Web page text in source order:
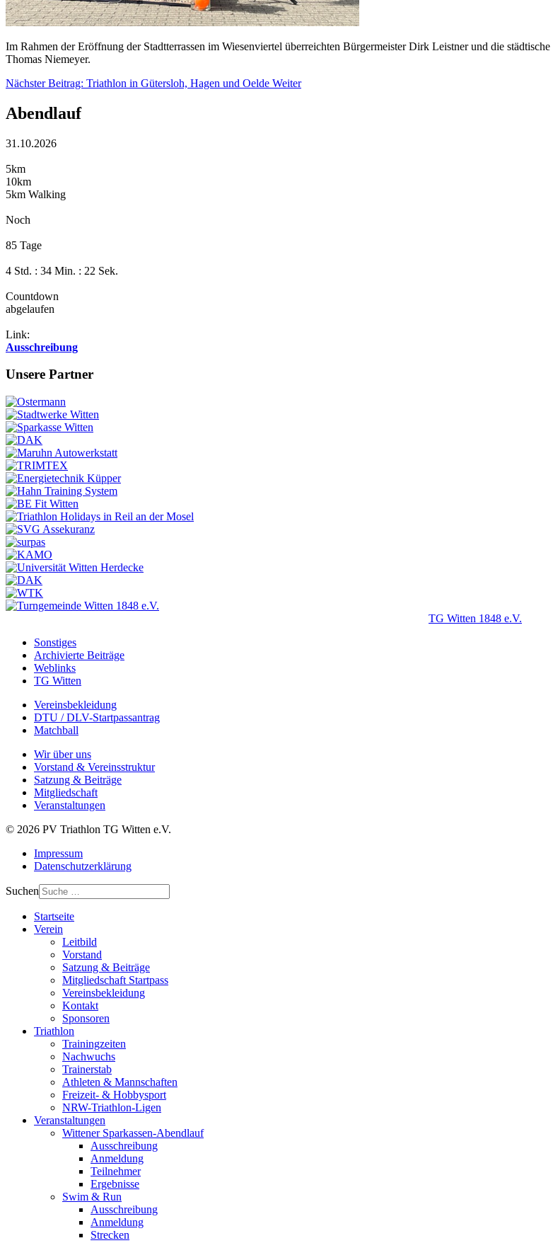
Im Rahmen der Eröffnung der Stadtterrassen im Wiesenviertel überreichten Bürgermeister Dirk Leistner und die
Thomas Niemeyer.
Nächster Beitrag: Triathlon in Gütersloh, Hagen und Oelde Weiter
Abendlauf
31.10.2026
5km
10km
5km Walking
Noch
85 Tage
4 Std. : 34 Min. : 21 Sek.
Countdown
abgelaufen
Link:
Ausschreibung
Unsere Partner
TG Witten 1848 e.V.
Sonstiges
Archivierte Beiträge
Weblinks
TG Witten
Vereinsbekleidung
DTU / DLV-Startpassantrag
Matchball
Wir über uns
Vorstand & Vereinsstruktur
Satzung & Beiträge
Mitgliedschaft
Veranstaltungen
© 2026 PV Triathlon TG Witten e.V.
Impressum
Datenschutzerklärung
Suchen
Startseite
Verein
Leitbild
Vorstand
Satzung & Beiträge
Mitgliedschaft Startpass
Vereinsbekleidung
Kontakt
Sponsoren
Triathlon
Trainingzeiten
Nachwuchs
Trainerstab
Athleten & Mannschaften
Freizeit- & Hobbysport
NRW-Triathlon-Ligen
Veranstaltungen
Wittener Sparkassen-Abendlauf
Ausschreibung
Anmeldung
Teilnehmer
Ergebnisse
Swim & Run
Ausschreibung
Anmeldung
Strecken